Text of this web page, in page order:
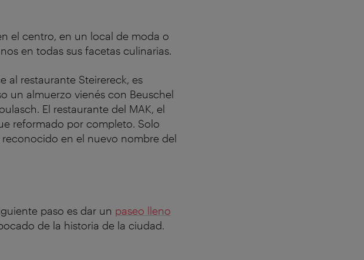
el centro, en un local de moda o
en todas sus facetas culinarias.
al restaurante Steirereck, es
un almuerzo vienés con Beuschel
El restaurante del MAK, el
reformado por completo. Solo
en el nuevo nombre del
paso es dar un paseo lleno
de la historia de la ciudad.